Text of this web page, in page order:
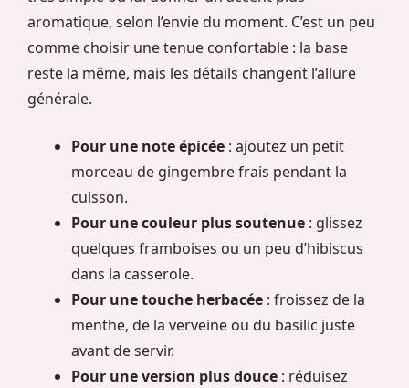
aromatique, selon l’envie du moment. C’est un peu
comme choisir une tenue confortable : la base
reste la même, mais les détails changent l’allure
générale.
Pour une note épicée : ajoutez un petit
morceau de gingembre frais pendant la
cuisson.
Pour une couleur plus soutenue : glissez
quelques framboises ou un peu d’hibiscus
dans la casserole.
Pour une touche herbacée : froissez de la
menthe, de la verveine ou du basilic juste
avant de servir.
Pour une version plus douce : réduisez